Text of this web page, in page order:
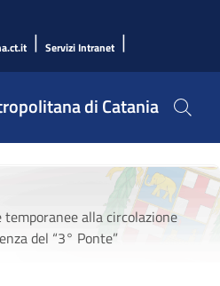
| Servizi Intranet |
di Catania
alla circolazione
del “3° Ponte”